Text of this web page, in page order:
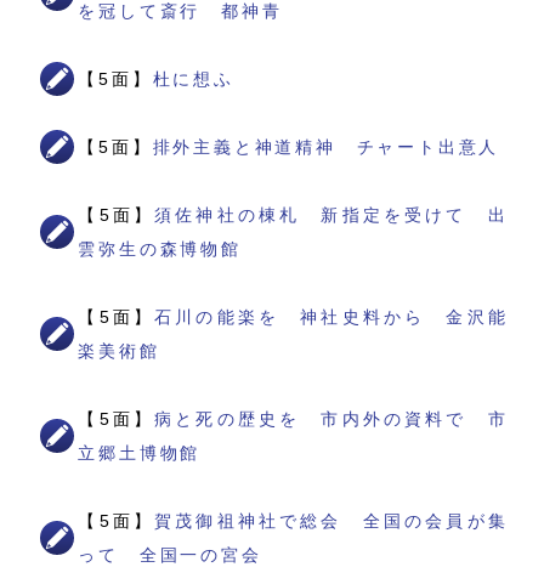
を冠して斎行 都神青
【5面】 杜に想ふ
【5面】 排外主義と神道精神 チャート出意人
【5面】須佐神社の棟札 新指定を受けて 出
雲弥生の森博物館
【5面】石川の能楽を 神社史料から 金沢能
楽美術館
【5面】病と死の歴史を 市内外の資料で 市
立郷土博物館
【5面】賀茂御祖神社で総会 全国の会員が集
って 全国一の宮会